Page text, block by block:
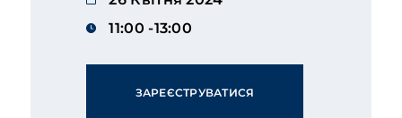
11:00 -13:00
ЗАРЕЄСТРУВАТИСЯ